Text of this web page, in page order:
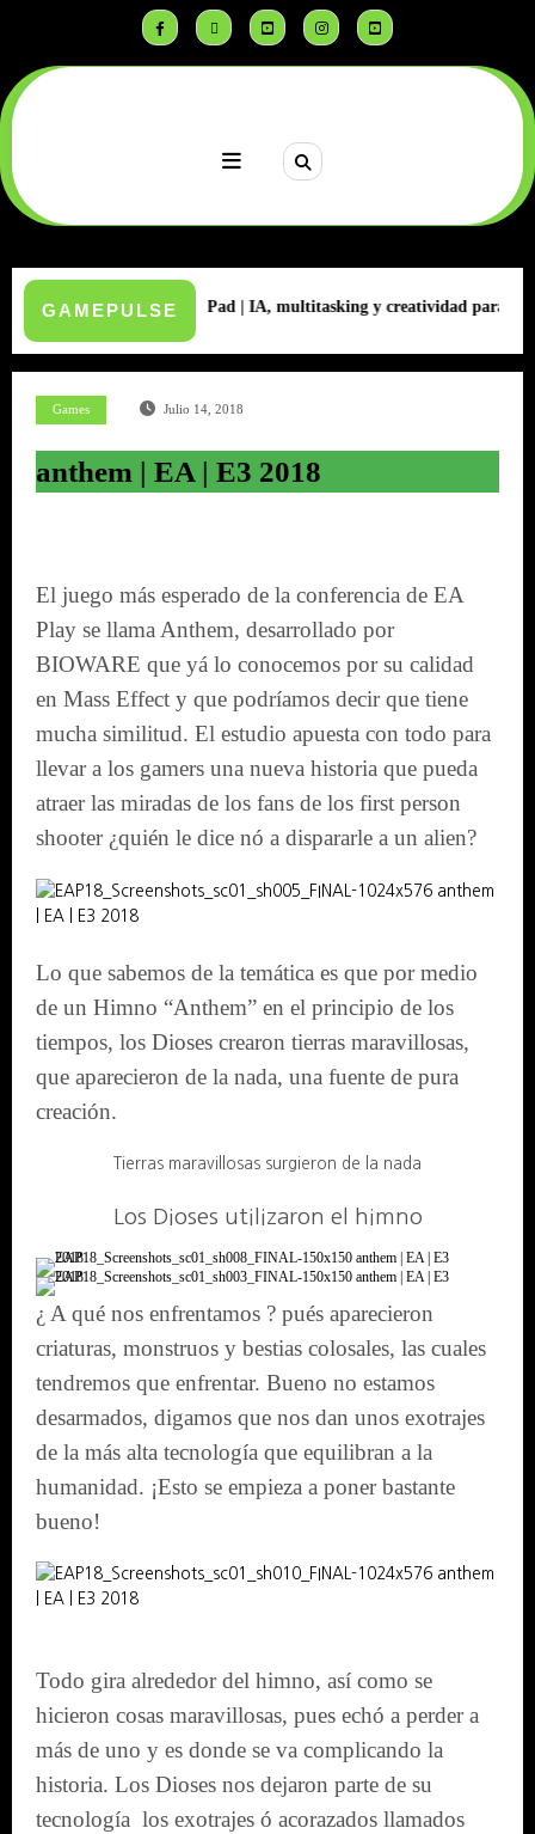
GAMEPULSE
| MatePad | IA, multitasking y creatividad para estudiantesInfinix
Games Julio 14, 2018
anthem | EA | E3 2018
El juego más esperado de la conferencia de EA
Play se llama Anthem, desarrollado por
BIOWARE que yá lo conocemos por su calidad
en Mass Effect y que podríamos decir que tiene
mucha similitud. El estudio apuesta con todo para
llevar a los gamers una nueva historia que pueda
atraer las miradas de los fans de los first person
shooter ¿quién le dice nó a dispararle a un alien?
Lo que sabemos de la temática es que por medio
de un Himno “Anthem” en el principio de los
tiempos, los Dioses crearon tierras maravillosas,
que aparecieron de la nada, una fuente de pura
creación.
Tierras maravillosas surgieron de la nada
Los Dioses utilizaron el himno
¿ A qué nos enfrentamos ? pués aparecieron
criaturas, monstruos y bestias colosales, las cuales
tendremos que enfrentar. Bueno no estamos
desarmados, digamos que nos dan unos exotrajes
de la más alta tecnología que equilibran a la
humanidad. ¡Esto se empieza a poner bastante
bueno!
Todo gira alrededor del himno, así como se
hicieron cosas maravillosas, pues echó a perder a
más de uno y es donde se va complicando la
historia. Los Dioses nos dejaron parte de su
tecnología los exotrajes ó acorazados llamados